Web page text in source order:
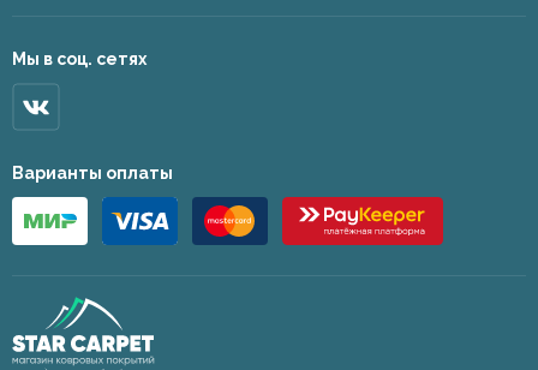
Мы в соц. сетях
Варианты оплаты